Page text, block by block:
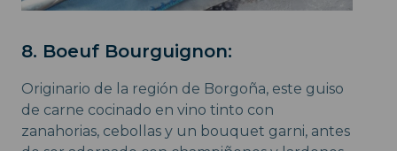
8. Boeuf Bourguignon:
Originario de la región de Borgoña, este guiso
de carne cocinado en vino tinto con
zanahorias, cebollas y un bouquet garni, antes